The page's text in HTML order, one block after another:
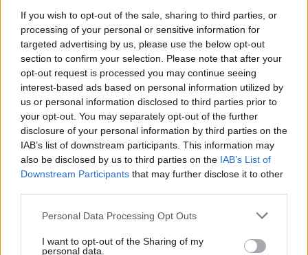
If you wish to opt-out of the sale, sharing to third parties, or
processing of your personal or sensitive information for
targeted advertising by us, please use the below opt-out
section to confirm your selection. Please note that after your
opt-out request is processed you may continue seeing
interest-based ads based on personal information utilized by
us or personal information disclosed to third parties prior to
your opt-out. You may separately opt-out of the further
disclosure of your personal information by third parties on the
IAB’s list of downstream participants. This information may
also be disclosed by us to third parties on the IAB’s List of
Downstream Participants that may further disclose it to other
Personal Data Processing Opt Outs
I want to opt-out of the Sharing of my
personal data.